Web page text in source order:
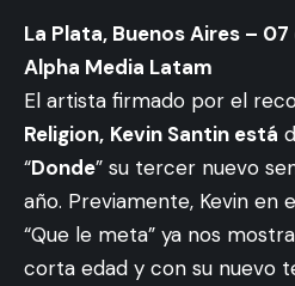
La Plata, Buenos Aires –
Alpha Media Latam
El artista firmado por el
Religion, Kevin Santin está
“Donde” su tercer nuevo
año. Previamente, Kevin en
“Que le meta” ya nos
corta edad y con su nuevo